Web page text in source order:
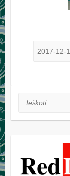
2017-12-
Ieškoti